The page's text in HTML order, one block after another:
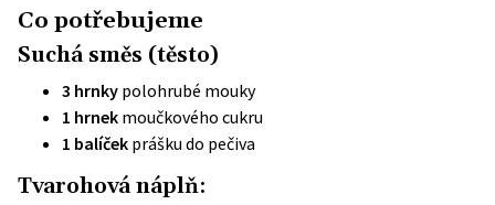
Co potřebujeme
Suchá směs (těsto)
3 hrnky polohrubé mouky
1 hrnek moučkového cukru
1 balíček prášku do pečiva
Tvarohová náplň: